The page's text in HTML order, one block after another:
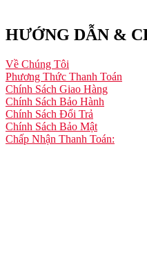
HƯỚNG DẪN &
Về Chúng Tôi
Phương Thức Thanh Toán
Chính Sách Giao Hàng
Chính Sách Bảo Hành
Chính Sách Đổi Trả
Chính Sách Bảo Mật
Chấp Nhận Thanh Toán: